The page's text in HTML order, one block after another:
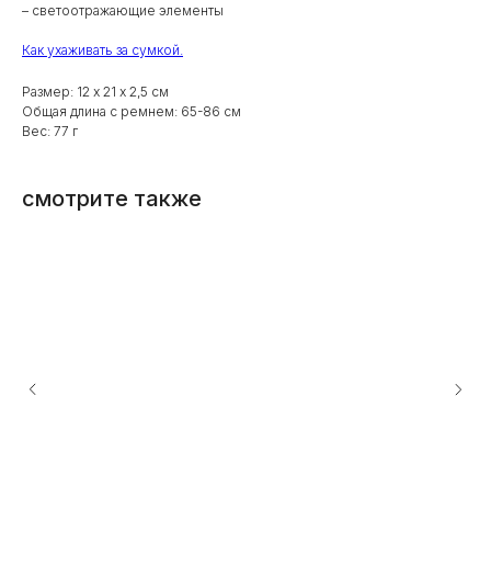
– светоотражающие элементы
Как ухаживать за сумкой.
Размер: 12 х 21 х 2,5 см
Общая длина с ремнем: 65-86 см
Вес: 77 г
смотрите также